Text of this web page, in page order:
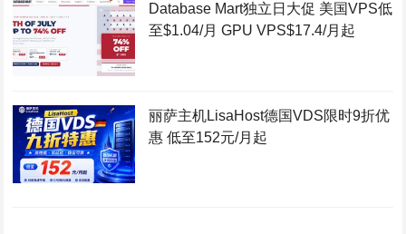
Database Mart独立日大促 美国VPS低
至$1.04/月 GPU VPS$17.4/月起
丽萨主机LisaHost德国VDS限时9折优
惠 低至152元/月起